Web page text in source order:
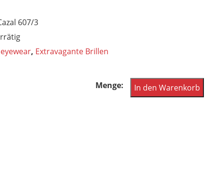
607/3
, Extravagante Brillen
Cazal
Sonnenbrille
In den Warenkorb